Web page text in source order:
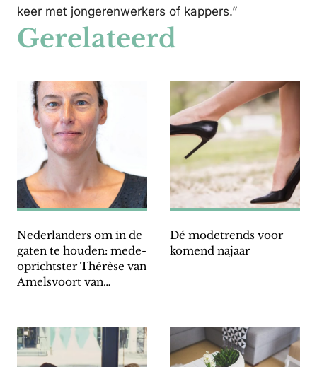
keer met jongerenwerkers of kappers.”
Gerelateerd
Nederlanders om in de
gaten te houden: mede-
oprichtster Thérèse van
Amelsvoort van
Dé modetrends voor
komend najaar